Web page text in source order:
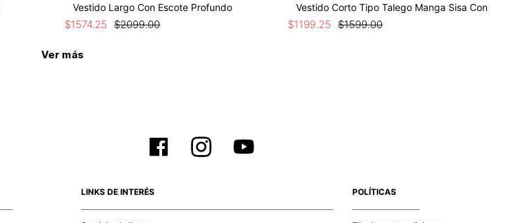
Vestido Largo Con Escote Profundo
$2099.00
$1574.25
Vestido Corto Tipo Talego Manga Sisa Con
$1599.00
$1199.25
Ver más
LINKS DE INTERÉS POLÍTICAS